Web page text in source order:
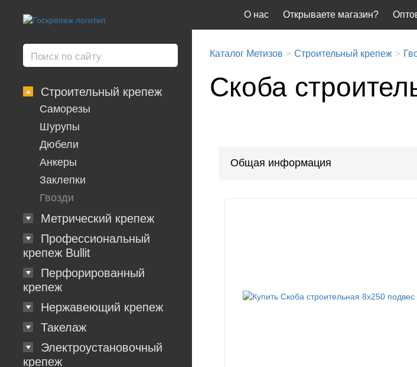
Строительный крепеж
Саморезы
Шурупы
Дюбели
Анкеры
Заклепки
Гвозди
Метрический крепеж
Профессиональный
крепеж Bullit
Перфорированный
крепеж
Нержавеющий крепеж
Такелаж
Электроустановочный
крепеж
О нас Открываете магазин?
Каталог Метизов Строительный крепеж
Скоба
Общая информация